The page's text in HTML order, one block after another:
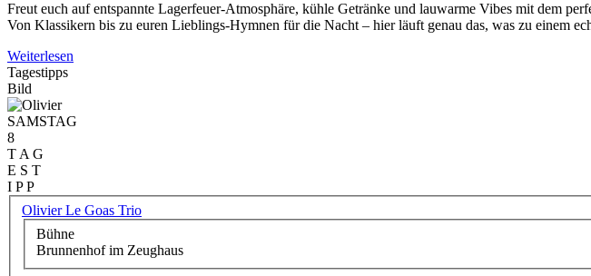
Freut euch auf entspannte Lagerfeuer-Atmosphäre, kühle Getränke und lauwarme Vibes mit dem
Von Klassikern bis zu euren Lieblings-Hymnen für die Nacht – hier läuft genau das, was zu einem
Weiterlesen
Tagestipps
Bild
SAMSTAG
8
T A G
E S T
I P P
Olivier Le Goas Trio
Bühne
Brunnenhof im Zeughaus